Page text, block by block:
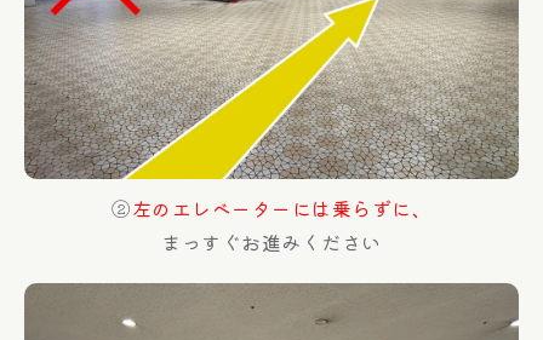
②左のエレベーターには乗らずに、
まっすぐお進みください